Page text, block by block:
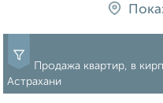
Продажа квартир, в
Астрахани